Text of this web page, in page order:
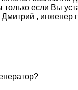
если Вы
, инженер